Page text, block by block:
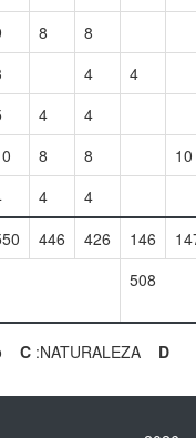
8
8
4
4
4
4
8 8
10
4
4
446 426 146
508
C:NATURALEZA D